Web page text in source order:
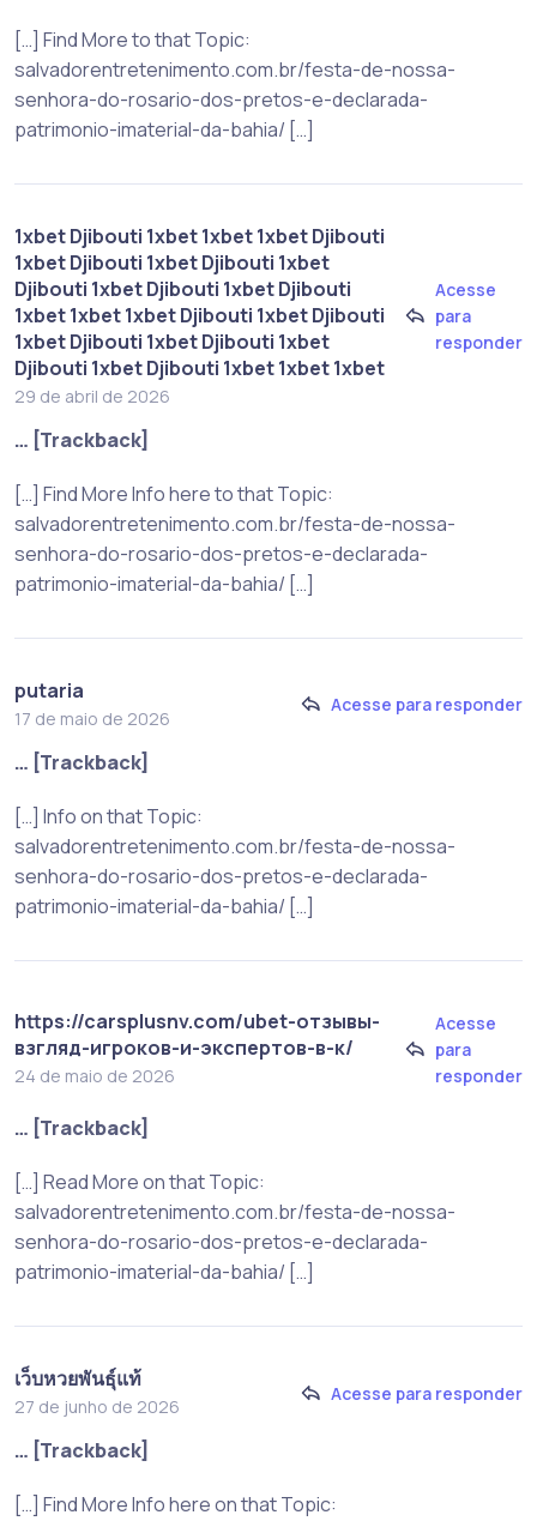
[…] Find More to that Topic:
salvadorentretenimento.com.br/festa-de-nossa-
senhora-do-rosario-dos-pretos-e-declarada-
patrimonio-imaterial-da-bahia/ […]
1xbet Djibouti 1xbet 1xbet 1xbet Djibouti
1xbet Djibouti 1xbet Djibouti 1xbet
Djibouti 1xbet Djibouti 1xbet Djibouti
1xbet 1xbet 1xbet Djibouti 1xbet Djibouti
1xbet Djibouti 1xbet Djibouti 1xbet
Djibouti 1xbet Djibouti 1xbet 1xbet 1xbet
29 de abril de 2026
Acesse
para
responder
… [Trackback]
[…] Find More Info here to that Topic:
salvadorentretenimento.com.br/festa-de-nossa-
senhora-do-rosario-dos-pretos-e-declarada-
patrimonio-imaterial-da-bahia/ […]
putaria
17 de maio de 2026
Acesse para responder
… [Trackback]
[…] Info on that Topic:
salvadorentretenimento.com.br/festa-de-nossa-
senhora-do-rosario-dos-pretos-e-declarada-
patrimonio-imaterial-da-bahia/ […]
https://carsplusnv.com/ubet-отзывы-
взгляд-игроков-и-экспертов-в-к/
24 de maio de 2026
Acesse
para
responder
… [Trackback]
[…] Read More on that Topic:
salvadorentretenimento.com.br/festa-de-nossa-
senhora-do-rosario-dos-pretos-e-declarada-
patrimonio-imaterial-da-bahia/ […]
เว็บหวยพันธุ์แท้
27 de junho de 2026
Acesse para responder
… [Trackback]
[…] Find More Info here on that Topic: